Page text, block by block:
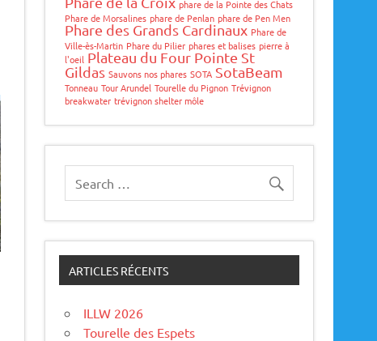
phare de la Pointe des Chats
Phare de Morsalines phare de Penlan phare de Pen Men
Phare des Grands Cardinaux Phare de
Ville-ès-Martin Phare du Pilier phares et balises pierre à
l'oeil Plateau du Four Pointe St
Gildas Sauvons nos phares SOTA SotaBeam
Tonneau Tour Arundel Tourelle du Pignon Trévignon
breakwater trévignon shelter môle
ARTICLES RÉCENTS
ILLW 2026
Tourelle des Espets